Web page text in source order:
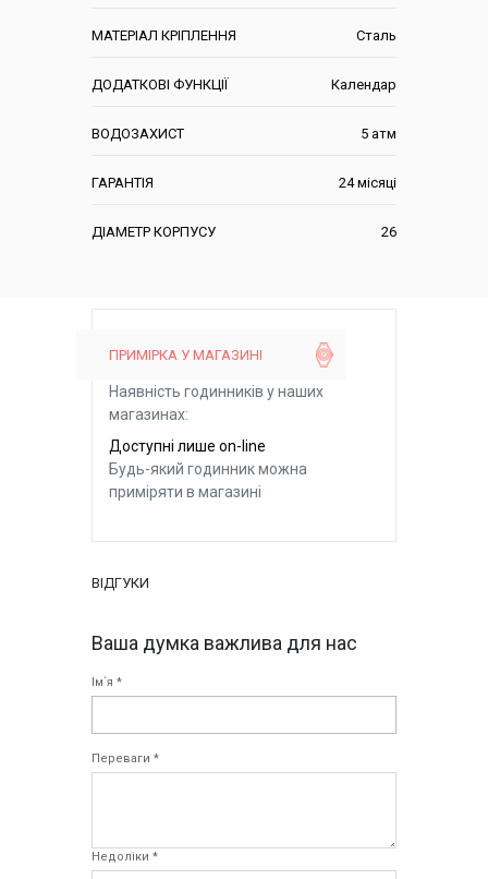
МАТЕРІАЛ КРІПЛЕННЯ Сталь
ДОДАТКОВІ ФУНКЦІЇ Календар
ВОДОЗАХИСТ 5 атм
ГАРАНТІЯ 24 місяці
ДІАМЕТР КОРПУСУ 26
ПРИМІРКА У МАГАЗИНІ
Наявність годинників у наших
магазинах:
Доступні лише on-line
Будь-який годинник можна
приміряти в магазині
ВІДГУКИ
Ваша думка важлива для нас
Ім`я *
Переваги *
Недоліки *